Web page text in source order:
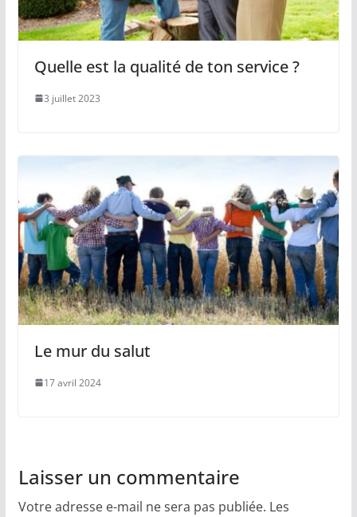
Quelle est la qualité de ton service ?
3 juillet 2023
Le mur du salut
17 avril 2024
Laisser un commentaire
Votre adresse e-mail ne sera pas publiée. Les